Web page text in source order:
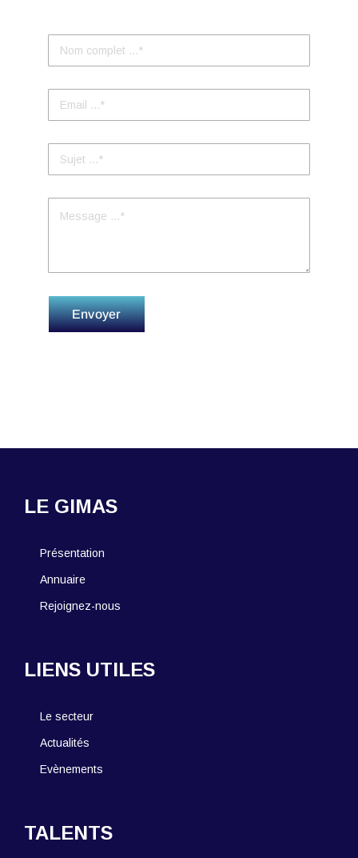
Envoyer
LE GIMAS
Présentation
Annuaire
Rejoignez-nous
LIENS UTILES
Le secteur
Actualités
Evènements
TALENTS